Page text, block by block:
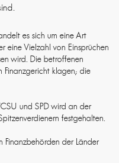
es sich um eine Art
eine Vielzahl von Einsprüchen
wird. Die betroffenen
Finanzgericht klagen; die
und SPD wird an der
festgehalten.
Finanzbehörden der Länder